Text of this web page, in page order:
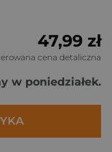
47,99 zł
cena detaliczna
w poniedziałek.